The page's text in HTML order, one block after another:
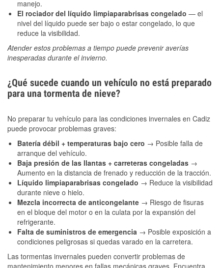
manejo.
El rociador del líquido limpiaparabrisas congelado — el
nivel del líquido puede ser bajo o estar congelado, lo que
reduce la visibilidad.
Atender estos problemas a tiempo puede prevenir averías
inesperadas durante el invierno.
¿Qué sucede cuando un vehículo no está preparado
para una tormenta de nieve?
No preparar tu vehículo para las condiciones invernales en Cadiz
puede provocar problemas graves:
Batería débil + temperaturas bajo cero → Posible falla de
arranque del vehículo.
Baja presión de las llantas + carreteras congeladas →
Aumento en la distancia de frenado y reducción de la tracción.
Líquido limpiaparabrisas congelado → Reduce la visibilidad
durante nieve o hielo.
Mezcla incorrecta de anticongelante → Riesgo de fisuras
en el bloque del motor o en la culata por la expansión del
refrigerante.
Falta de suministros de emergencia → Posible exposición a
condiciones peligrosas si quedas varado en la carretera.
Las tormentas invernales pueden convertir problemas de